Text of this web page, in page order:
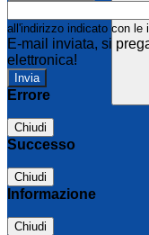
all'indirizzo indicato con le
E-mail inviata, si
elettronica!
Errore
Chiudi
Successo
Chiudi
Informazione
Chiudi